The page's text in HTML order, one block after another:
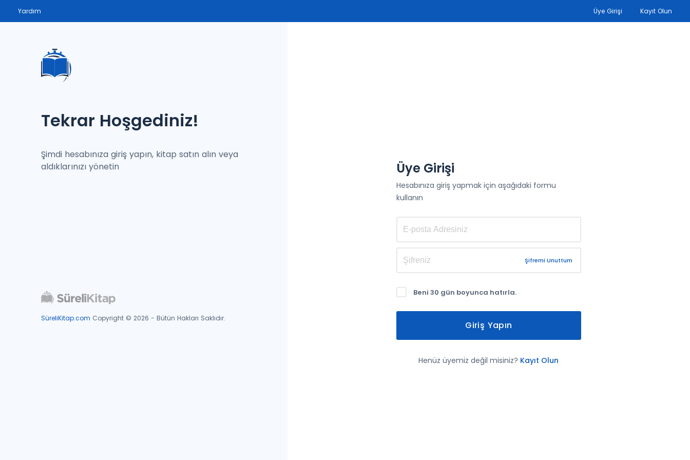
Yardım Üye Girişi Kayıt Olun
Üye Girişi
Hesabınıza giriş yapmak için aşağıdaki formu
kullanın
Şifremi Unuttum
Beni 30 gün boyunca hatırla.
Giriş Yapın
Henüz üyemiz değil misiniz? Kayıt Olun
Tekrar Hoşgediniz!
Şimdi hesabınıza giriş yapın, kitap satın alın veya
aldıklarınızı yönetin
SüreliKitap.com Copyright © 2026 - Bütün Hakları Saklıdır.